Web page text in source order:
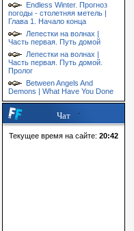
Endless Winter. Прогноз
погоды - столетняя метель |
Глава 1. Начало конца
Лепестки на волнах |
Часть первая. Путь домой
Лепестки на волнах |
Часть первая. Путь домой.
Пролог
Between Angels And
Demons | What Have You Done
Чат
Текущее время на сайте: 20:42